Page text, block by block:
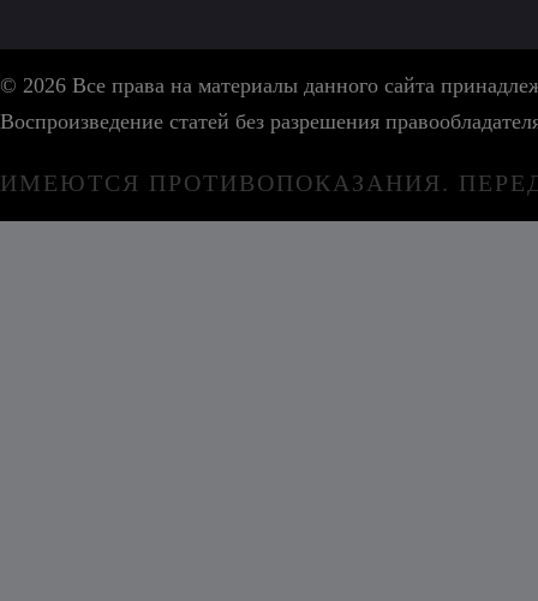
© 2026 Все права на материалы данного сайта
Воспроизведение статей без разрешения
ИМЕЮТСЯ ПРОТИВОПОКАЗАНИЯ.